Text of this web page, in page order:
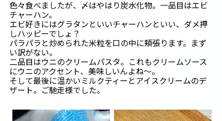
色々食べましたが、〆はやはり炭水化物。一品目はエビ
チャーハン。
エビ好きにはグラタンといいチャーハンといい、ダメ押
しハッピーでしょ？
パラパラと炒められた米粒を口の中に頬張ります。まず
い訳がない。
二品目はウニのクリームパスタ。これもクリームソース
にウニのアクセント、美味しいんよね～。
そして最後に温かいミルクティーとアイスクリームのデ
ザート。ご馳走様でした。